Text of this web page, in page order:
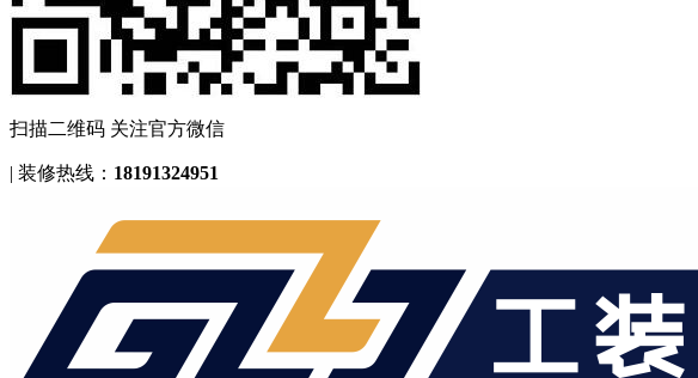
扫描二维码 关注官方微信
| 装修热线： 18191324951